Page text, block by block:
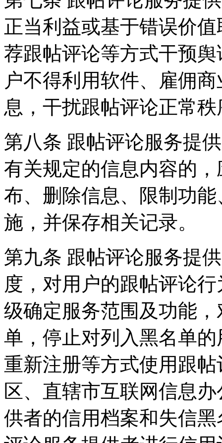
正当利益或基于错误价
荐跟帖评论等方式干预
户不得利用软件、雇佣
息，干扰跟帖评论正常
第八条 跟帖评论服务提
有关规定的信息内容的
布、删除信息、限制功
施，并保存相关记录。
第九条 跟帖评论服务提
度，对用户的跟帖评论
级确定服务范围及功能
单，停止对列入黑名单
重新注册等方式使用跟
区、直辖市互联网信息
供者的信用档案和失信